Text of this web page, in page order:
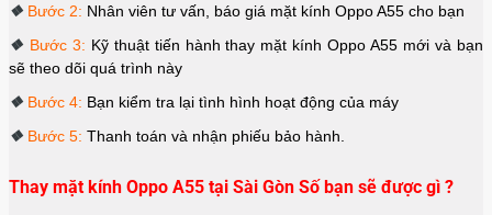
❖ Bước 2: Nhân viên tư vấn, báo giá mặt kính Oppo A55 cho bạn
❖ Bước 3: Kỹ thuật tiến hành thay mặt kính Oppo A55 mới và bạn
sẽ theo dõi quá trình này
❖ Bước 4: Bạn kiểm tra lại tình hình hoạt động của máy
❖ Bước 5: Thanh toán và nhận phiếu bảo hành.
Thay mặt kính Oppo A55 tại Sài Gòn Số bạn sẽ được gì ?